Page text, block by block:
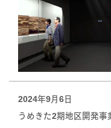
2024年9月6日
うめきた2期地区開発事